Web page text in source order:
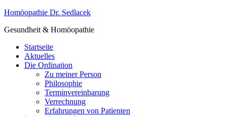
Homöopathie Dr. Sedlacek
Gesundheit & Homöopathie
Startseite
Aktuelles
Die Ordination
Zu meiner Person
Philosophie
Terminvereinbarung
Verrechnung
Erfahrungen von Patienten